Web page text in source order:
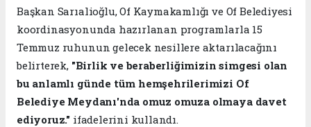
Başkan Sarıalioğlu, Of Kaymakamlığı ve Of Belediyesi
koordinasyonunda hazırlanan programlarla 15
Temmuz ruhunun gelecek nesillere aktarılacağını
belirterek, "Birlik ve beraberliğimizin simgesi olan
bu anlamlı günde tüm hemşehrilerimizi Of
Belediye Meydanı'nda omuz omuza olmaya davet
ediyoruz." ifadelerini kullandı.